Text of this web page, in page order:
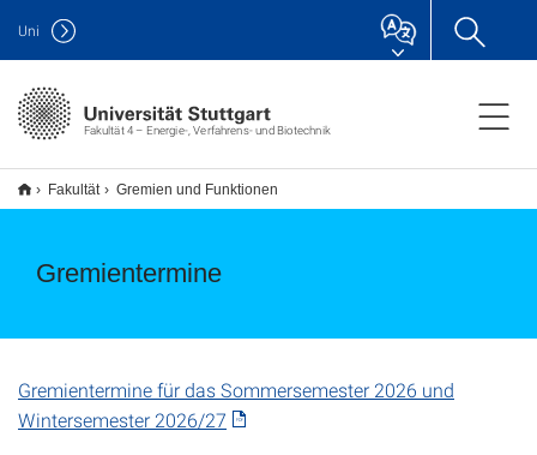
Fakultät 4 – Energie-, Verfahrens- und Biotechnik
Uni
Fakultät Gremien und Funktionen
Gremientermine
Gremientermine für das Sommersemester 2026 und
Wintersemester 2026/27